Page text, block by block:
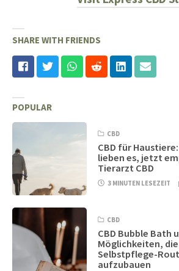
SHARE WITH FRIENDS
POPULAR
CBD
CBD für
lieben es, jetzt
Tierarzt CBD
3 MINUTEN LESEZEIT
CBD
CBD Bubble Bath
Möglichkeiten,
Selbstpflege-
aufzubauen